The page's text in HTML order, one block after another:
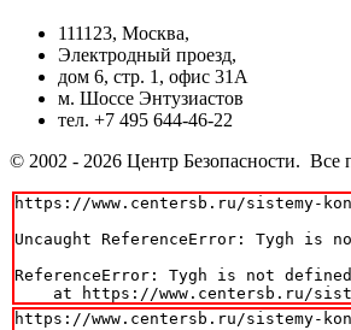
111123, Москва,
Электродный проезд,
дом 6, стр. 1, офис 31А
м. Шоссе Энтузиастов
тел. +7 495 644-46-22
© 2002 - 2026 Центр Безопасности. Все
https://www.centersb.ru/sistemy-
Uncaught ReferenceError: Tygh is
ReferenceError: Tygh is not defined
at https://www.centersb.ru/
https://www.centersb.ru/sistemy-